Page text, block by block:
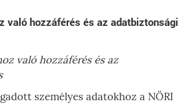
való hozzáférés és az adatbiztonsági
való hozzáférés és az
személyes adatokhoz a NÖRI